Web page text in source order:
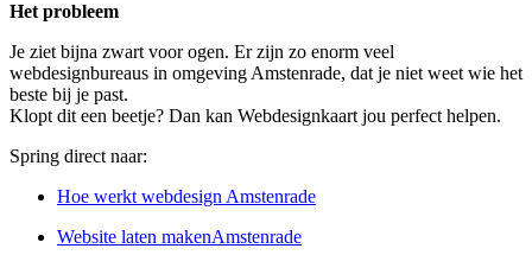
Het probleem
Je ziet bijna zwart voor ogen. Er zijn zo enorm veel
webdesignbureaus in omgeving Amstenrade, dat je niet weet wie het
beste bij je past.
Klopt dit een beetje? Dan kan Webdesignkaart jou perfect helpen.
Spring direct naar:
Hoe werkt webdesign Amstenrade
Website laten makenAmstenrade